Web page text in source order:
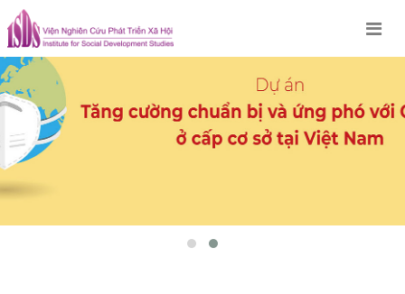
Skip
to
content